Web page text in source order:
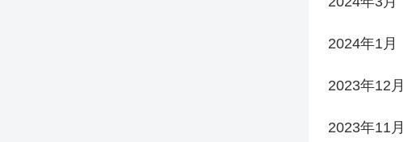
2024年1月
2023年12月
2023年11月